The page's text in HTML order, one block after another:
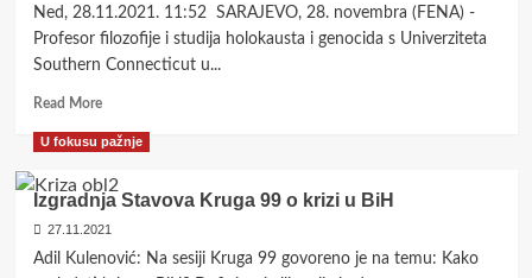
zajednice
modernih
demokratskih
Ned, 28.11.2021. 11:52 SARAJEVO, 28. novembra (FENA) -
Profesor filozofije i studija holokausta i genocida s Univerziteta
Southern Connecticut u...
Read MoreRead
about
Zauvijek
prekinuti
s
politikom
U fokusu pažnje
Izgradnja Stavova Kruga 99 o krizi u BiH
27.11.2021
Adil Kulenović: Na sesiji Kruga 99 govoreno je na temu: Kako